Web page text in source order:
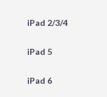
iPad 2/3/4
iPad 5
iPad 6